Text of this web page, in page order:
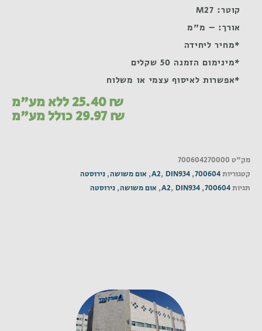
קוטר: M27
אורך: – מ"מ
*מחיר ליחידה
*מינימום הזמנה 50 שקלים
*אפשרות לאיסוף עצמי או משלוח
25.40₪ ללא מע"מ
29.97₪ כולל מע"מ
מק"ט 700604270000
קטגוריות700604
,
A2, DIN934
, אום משושה, נירוסטה
תגיות700604
,
A2, DIN934
, אום משושה, נירוסטה